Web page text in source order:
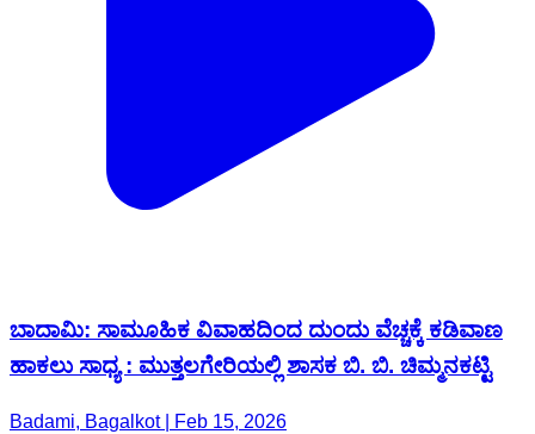
ಬಾದಾಮಿ: ಸಾಮೂಹಿಕ ವಿವಾಹದಿಂದ ದುಂದು ವೆಚ್ಚಕ್ಕೆ ಕಡಿವಾಣ
ಹಾಕಲು ಸಾಧ್ಯ : ಮುತ್ತಲಗೇರಿಯಲ್ಲಿ ಶಾಸಕ ಬಿ. ಬಿ. ಚಿಮ್ಮನಕಟ್ಟಿ
Badami, Bagalkot | Feb 15, 2026